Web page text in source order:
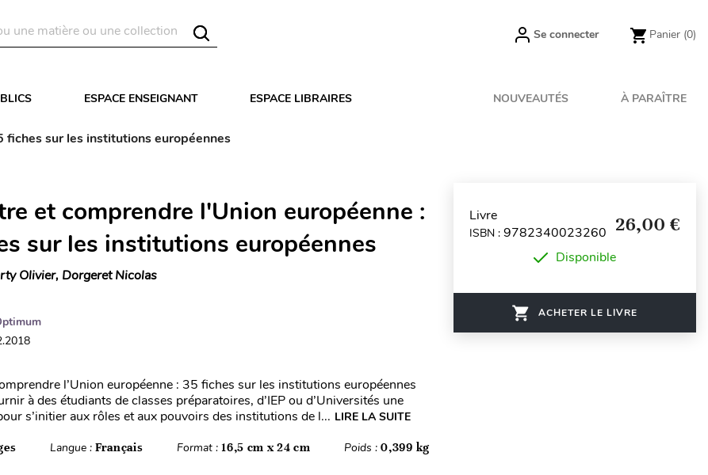
Se connecter Panier (0)
ESPACE ENSEIGNANT ESPACE LIBRAIRES NOUVEAUTÉS À PARAÎTRE
sur les institutions européennes
et comprendre l'Union européenne :
sur les institutions européennes
Olivier, Dorgeret Nicolas
l’Union européenne : 35 fiches sur les institutions européennes
à des étudiants de classes préparatoires, d’IEP ou d’Universités une
s’initier aux rôles et aux pouvoirs des institutions de l... LIRE LA SUITE
Langue : Français Format :16,5 cm x 24 cm Poids :0,399 kg
Livre
ISBN : 9782340023260 26,00 €
Disponible
ACHETER LE LIVRE